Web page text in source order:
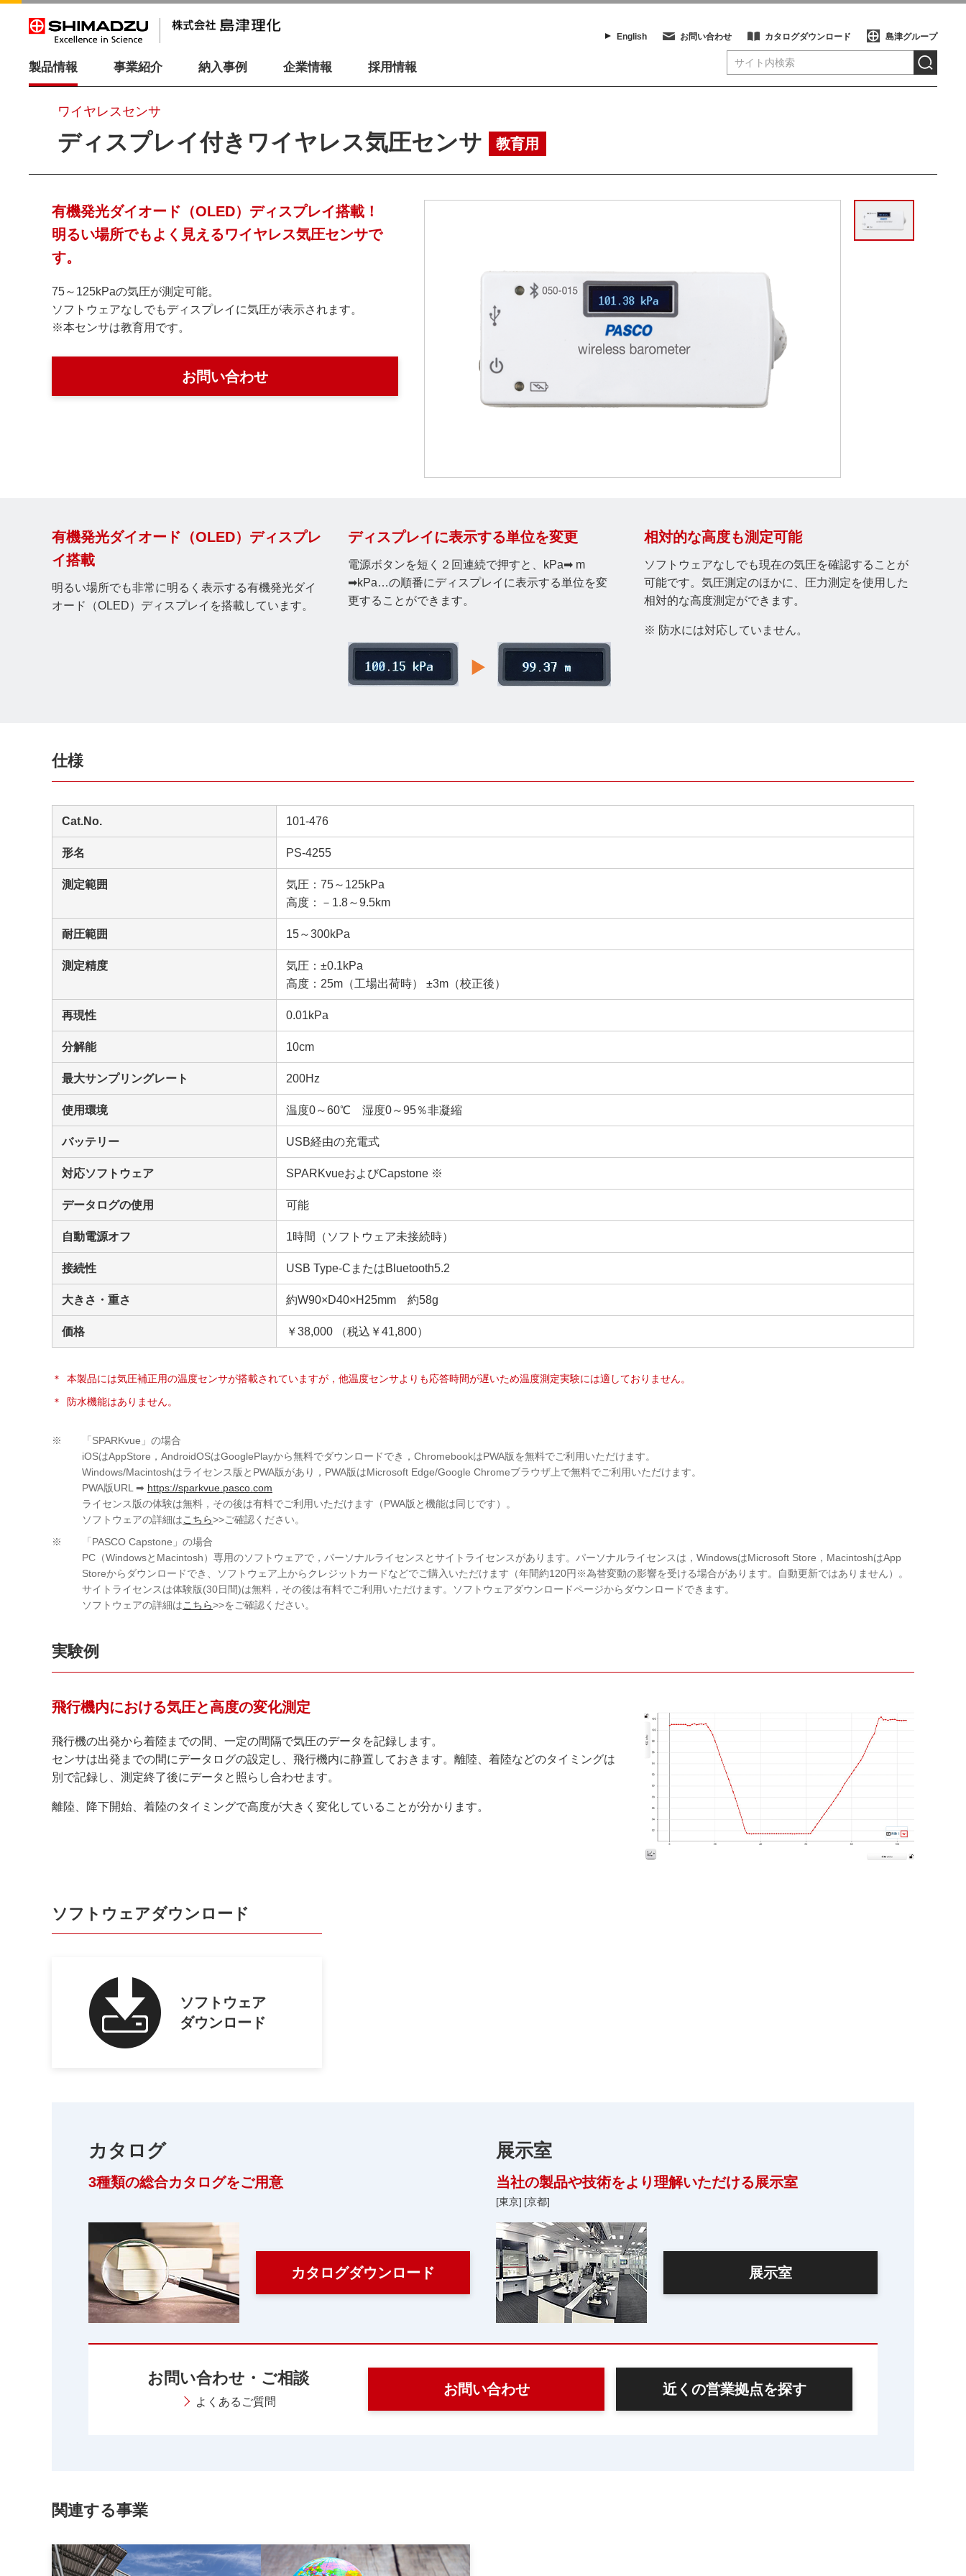
English お問い合わせ カタログダウンロード 島津グループ
製品情報 事業紹介 納入事例 企業情報 採用情報
ワイヤレスセンサ
ディスプレイ付きワイヤレス気圧センサ 教育用
有機発光ダイオード（OLED）ディスプレイ搭載！
明るい場所でもよく見えるワイヤレス気圧センサで
す。
75～125kPaの気圧が測定可能。
ソフトウェアなしでもディスプレイに気圧が表示されます。
※本センサは教育用です。
お問い合わせ
有機発光ダイオード（OLED）ディスプレ
イ搭載
明るい場所でも非常に明るく表示する有機発光ダイ
オード（OLED）ディスプレイを搭載しています。
ディスプレイに表示する単位を変更
電源ボタンを短く２回連続で押すと、kPa➡ m
➡kPa…の順番にディスプレイに表示する単位を変
更することができます。
相対的な高度も測定可能
ソフトウェアなしでも現在の気圧を確認することが
可能です。気圧測定のほかに、圧力測定を使用した
相対的な高度測定ができます。
※ 防水には対応していません。
仕様
Cat.No. 101-476
形名 PS-4255
測定範囲
気圧：75～125kPa
高度：－1.8～9.5km
耐圧範囲 15～300kPa
測定精度
気圧：±0.1kPa
高度：25m（工場出荷時） ±3m（校正後）
再現性 0.01kPa
分解能 10cm
最大サンプリングレート 200Hz
使用環境 温度0～60℃ 湿度0～95％非凝縮
バッテリー USB経由の充電式
対応ソフトウェア SPARKvueおよびCapstone ※
データログの使用 可能
自動電源オフ 1時間（ソフトウェア未接続時）
接続性 USB Type-CまたはBluetooth5.2
大きさ・重さ 約W90×D40×H25mm 約58g
価格 ￥38,000 （税込￥41,800）
＊
本製品には気圧補正用の温度センサが搭載されていますが，他温度センサよりも応答時間が遅いため温度測定実験には適しておりません。
＊
防水機能はありません。
※
「SPARKvue」の場合
iOSはAppStore，AndroidOSはGooglePlayから無料でダウンロードでき，ChromebookはPWA版を無料でご利用いただけます。
Windows/Macintoshはライセンス版とPWA版があり，PWA版はMicrosoft Edge/Google Chromeブラウザ上で無料でご利用いただけます。
PWA版URL ➡ https://sparkvue.pasco.com
ライセンス版の体験は無料，その後は有料でご利用いただけます（PWA版と機能は同じです）。
ソフトウェアの詳細はこちら>>ご確認ください。
※
「PASCO Capstone」の場合
PC（WindowsとMacintosh）専用のソフトウェアで，パーソナルライセンスとサイトライセンスがあります。パーソナルライセンスは，WindowsはMicrosoft Store，MacintoshはApp
Storeからダウンロードでき、ソフトウェア上からクレジットカードなどでご購入いただけます（年間約120円※為替変動の影響を受ける場合があります。自動更新ではありません）。
サイトライセンスは体験版(30日間)は無料，その後は有料でご利用いただけます。ソフトウェアダウンロードページからダウンロードできます。
ソフトウェアの詳細はこちら>>をご確認ください。
実験例
飛行機内における気圧と高度の変化測定
飛行機の出発から着陸までの間、一定の間隔で気圧のデータを記録します。
センサは出発までの間にデータログの設定し、飛行機内に静置しておきます。離陸、着陸などのタイミングは
別で記録し、測定終了後にデータと照らし合わせます。
離陸、降下開始、着陸のタイミングで高度が大きく変化していることが分かります。
ソフトウェアダウンロード
ソフトウェア
ダウンロード
カタログ
3種類の総合カタログをご用意
カタログダウンロード
展示室
当社の製品や技術をより理解いただける展示室
[東京] [京都]
展示室
お問い合わせ・ご相談
よくあるご質問
お問い合わせ 近くの営業拠点を探す
関連する事業